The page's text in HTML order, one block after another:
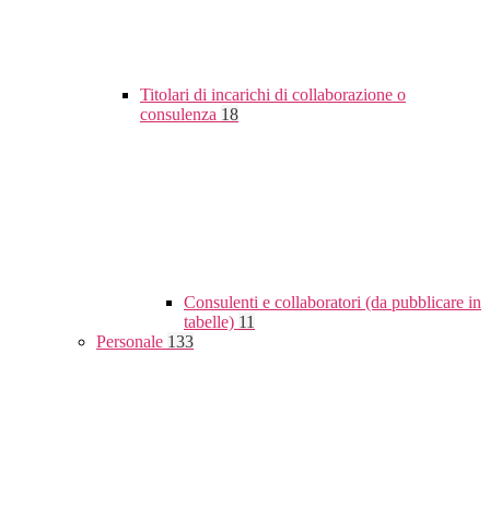
Titolari di incarichi di collaborazione o
consulenza 18
Consulenti e collaboratori (da pubblicare in
tabelle) 11
Personale 133